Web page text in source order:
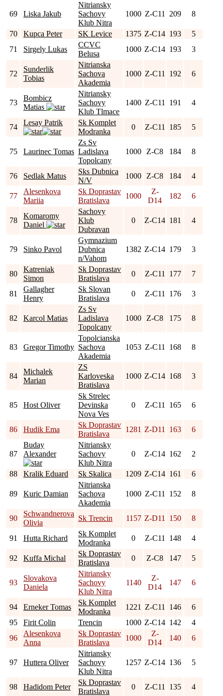
69 Liska Jakub
Nitriansky
Sachovy
Klub Nitra
1000 Z-C11 209 8
70 Kupca Peter SK Levice 1375 Z-C14 193
5
71
Sirgely Lukas
CCVC
Belusa
1000 Z-C14 193 3
72
Sunderlik
Tobias
Nitrianska
Sachova
Akademia
1000 Z-C11 192 6
73
Bombicz
Matias
Nitriansky
Sachovy
Klub Tlmace
1400 Z-C11 191 4
74
Lesay Patrik
Sk Komplet
Modranka
0 Z-C11 185 5
75 Laurinec Tomas
Zs Sv
Ladislava
Topolcany
1000 Z-C8 184 8
76 Sedlak Matus
Sks Dubnica
N/V
1000 Z-C8 184 4
77
Alesenkova
Mariia
Sk Doprastav
Bratislava
1000
Z-
D14
182 6
78
Komaromy
Daniel
Sachovy
Klub
Dubravan
0 Z-C14 181 4
79 Sinko Pavol
Gymnazium
Dubnica
n/Vahom
1382 Z-C14 179 3
80
Katreniak
Simon
Sk Doprastav
Bratislava
0 Z-C11 177 7
81
Gallagher
Henry
Sk Slovan
Bratislava
0 Z-C11 176 3
82 Karcol Matias
Zs Sv
Ladislava
Topolcany
1000 Z-C8 175 8
83 Gregor Timothy
Topolcianska
Sachova
Akademia
1053 Z-C11 168 8
84
Michalek
Marian
ZS
Karloveska
Bratislava
1000 Z-C14 168 3
85 Host Oliver
Sk Strelec
Devinska
Nova Ves
0 Z-C11 165 6
86 Hudik Ema
Sk Doprastav
Bratislava
1281 Z-D11 163 6
87
Buday
Alexander
Nitriansky
Sachovy
Klub Nitra
0 Z-C14 162 2
88 Kralik Eduard Sk Skalica 1209 Z-C14 161 6
89 Kuric Damian
Nitrianska
Sachova
Akademia
1000 Z-C11 152 8
90
Schwandnerova
Olivia
Sk Trencin 1157 Z-D11 150 8
91 Hutta Richard
Sk Komplet
Modranka
0 Z-C11 148 4
92 Kuffa Michal
Sk Doprastav
Bratislava
0 Z-C8 147 5
93
Slovakova
Daniela
Nitriansky
Sachovy
Klub Nitra
1140
Z-
D14
147 6
94 Erneker Tomas
Sk Komplet
Modranka
1221 Z-C11 146
6
95
Firit Colin Trencin 1000 Z-C14 142
4
96
Alesenkova
Anna
Sk Doprastav
Bratislava
1000
Z-
D14
140 6
97 Huttera Oliver
Nitriansky
Sachovy
Klub Nitra
1257 Z-C14 136 5
98 Hadidom Peter
Sk Doprastav
Bratislava
0 Z-C11 135 4